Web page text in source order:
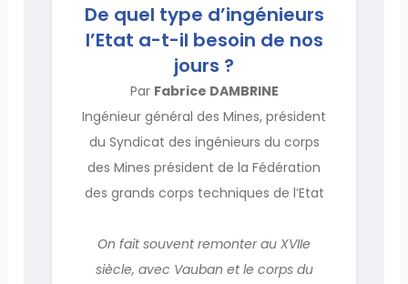
De quel type d’ingénieurs
l’Etat a-t-il besoin de nos
jours ?
Par Fabrice DAMBRINE
Ingénieur général des Mines, président
du Syndicat des ingénieurs du corps
des Mines président de la Fédération
des grands corps techniques de l’Etat
On fait souvent remonter au XVIIe
siècle, avec Vauban et le corps du